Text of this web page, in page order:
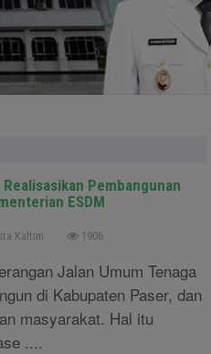
Pembangunan
ESDM
Kaltim 1906
Jalan Umum Tenaga
di Kabupaten Paser, dan
masyarakat. Hal itu
....